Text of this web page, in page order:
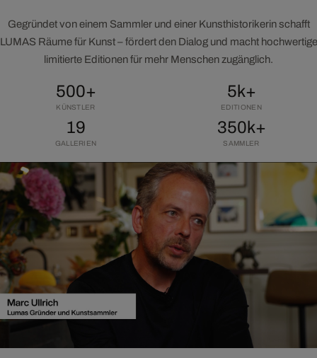
Gegründet von einem Sammler und einer Kunsthistorikerin schafft
LUMAS Räume für Kunst – fördert den Dialog und macht hochwertige
limitierte Editionen für mehr Menschen zugänglich.
500+
KÜNSTLER
5k+
EDITIONEN
19
GALLERIEN
350k+
SAMMLER